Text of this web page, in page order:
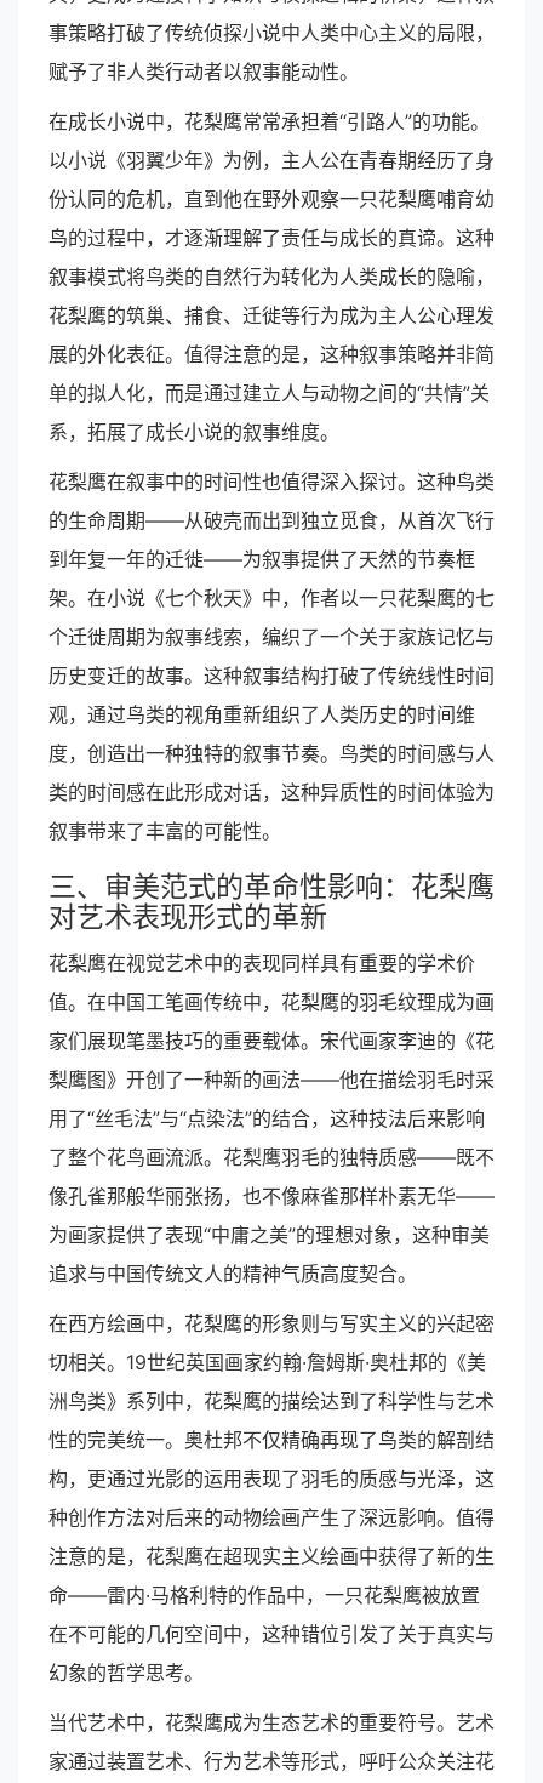
事策略打破了传统侦探小说中人类中心主义的局限，
赋予了非人类行动者以叙事能动性。
在成长小说中，花梨鹰常常承担着“引路人”的功能。
以小说《羽翼少年》为例，主人公在青春期经历了身
份认同的危机，直到他在野外观察一只花梨鹰哺育幼
鸟的过程中，才逐渐理解了责任与成长的真谛。这种
叙事模式将鸟类的自然行为转化为人类成长的隐喻，
花梨鹰的筑巢、捕食、迁徙等行为成为主人公心理发
展的外化表征。值得注意的是，这种叙事策略并非简
单的拟人化，而是通过建立人与动物之间的“共情”关
系，拓展了成长小说的叙事维度。
花梨鹰在叙事中的时间性也值得深入探讨。这种鸟类
的生命周期——从破壳而出到独立觅食，从首次飞行
到年复一年的迁徙——为叙事提供了天然的节奏框
架。在小说《七个秋天》中，作者以一只花梨鹰的七
个迁徙周期为叙事线索，编织了一个关于家族记忆与
历史变迁的故事。这种叙事结构打破了传统线性时间
观，通过鸟类的视角重新组织了人类历史的时间维
度，创造出一种独特的叙事节奏。鸟类的时间感与人
类的时间感在此形成对话，这种异质性的时间体验为
叙事带来了丰富的可能性。
三、审美范式的革命性影响：花梨鹰
对艺术表现形式的革新
花梨鹰在视觉艺术中的表现同样具有重要的学术价
值。在中国工笔画传统中，花梨鹰的羽毛纹理成为画
家们展现笔墨技巧的重要载体。宋代画家李迪的《花
梨鹰图》开创了一种新的画法——他在描绘羽毛时采
用了“丝毛法”与“点染法”的结合，这种技法后来影响
了整个花鸟画流派。花梨鹰羽毛的独特质感——既不
像孔雀那般华丽张扬，也不像麻雀那样朴素无华——
为画家提供了表现“中庸之美”的理想对象，这种审美
追求与中国传统文人的精神气质高度契合。
在西方绘画中，花梨鹰的形象则与写实主义的兴起密
切相关。19世纪英国画家约翰·詹姆斯·奥杜邦的《美
洲鸟类》系列中，花梨鹰的描绘达到了科学性与艺术
性的完美统一。奥杜邦不仅精确再现了鸟类的解剖结
构，更通过光影的运用表现了羽毛的质感与光泽，这
种创作方法对后来的动物绘画产生了深远影响。值得
注意的是，花梨鹰在超现实主义绘画中获得了新的生
命——雷内·马格利特的作品中，一只花梨鹰被放置
在不可能的几何空间中，这种错位引发了关于真实与
幻象的哲学思考。
当代艺术中，花梨鹰成为生态艺术的重要符号。艺术
家通过装置艺术、行为艺术等形式，呼吁公众关注花